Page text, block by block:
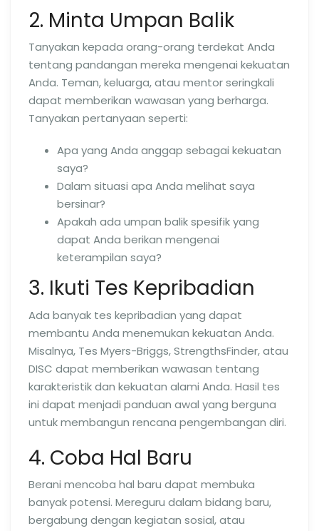
2. Minta Umpan Balik
Tanyakan kepada orang-orang terdekat Anda
tentang pandangan mereka mengenai kekuatan
Anda. Teman, keluarga, atau mentor seringkali
dapat memberikan wawasan yang berharga.
Tanyakan pertanyaan seperti:
Apa yang Anda anggap sebagai kekuatan
saya?
Dalam situasi apa Anda melihat saya
bersinar?
Apakah ada umpan balik spesifik yang
dapat Anda berikan mengenai
keterampilan saya?
3. Ikuti Tes Kepribadian
Ada banyak tes kepribadian yang dapat
membantu Anda menemukan kekuatan Anda.
Misalnya, Tes Myers-Briggs, StrengthsFinder, atau
DISC dapat memberikan wawasan tentang
karakteristik dan kekuatan alami Anda. Hasil tes
ini dapat menjadi panduan awal yang berguna
untuk membangun rencana pengembangan diri.
4. Coba Hal Baru
Berani mencoba hal baru dapat membuka
banyak potensi. Mereguru dalam bidang baru,
bergabung dengan kegiatan sosial, atau